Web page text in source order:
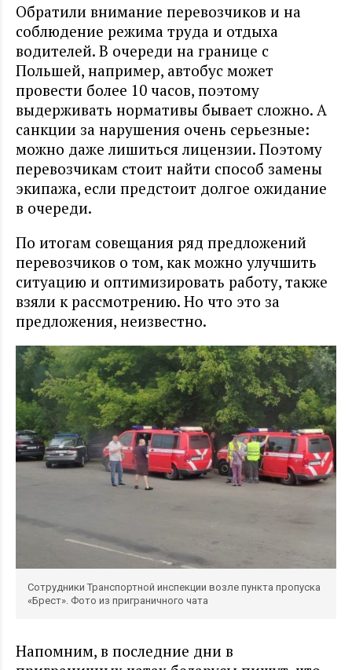
Обратили внимание перевозчиков и на
соблюдение режима труда и отдыха
водителей. В очереди на границе с
Польшей, например, автобус может
провести более 10 часов, поэтому
выдерживать нормативы бывает сложно. А
санкции за нарушения очень серьезные:
можно даже лишиться лицензии. Поэтому
перевозчикам стоит найти способ замены
экипажа, если предстоит долгое ожидание
в очереди.
По итогам совещания ряд предложений
перевозчиков о том, как можно улучшить
ситуацию и оптимизировать работу, также
взяли к рассмотрению. Но что это за
предложения, неизвестно.
Сотрудники Транспортной инспекции возле пункта пропуска
«Брест». Фото из приграничного чата
Напомним, в последние дни в